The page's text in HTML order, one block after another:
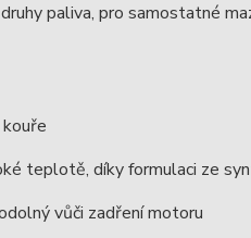
paliva, pro samostatné
teplotě, díky formulaci ze
vůči zadření motoru